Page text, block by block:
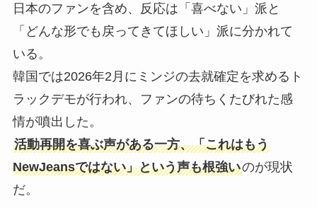
日本のファンを含め、反応は「喜べない」派と
「どんな形でも戻ってきてほしい」派に分かれて
いる。
韓国では2026年2月にミンジの去就確定を求めるト
ラックデモが行われ、ファンの待ちくたびれた感
情が噴出した。
活動再開を喜ぶ声がある一方、「これはもう
NewJeansではない」という声も根強いのが現状
だ。